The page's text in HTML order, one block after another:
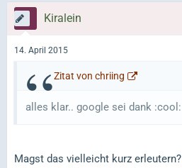
Kiralein
14. April 2015
Zitat von chriing
alles klar.. google sei dank :cool:
Magst das vielleicht kurz erleutern?